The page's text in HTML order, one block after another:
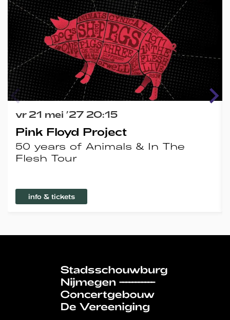
Pink Floyd Project
50 years of Animals & In The
Flesh Tour
vr 21 mei ’27 20:15
info & tickets